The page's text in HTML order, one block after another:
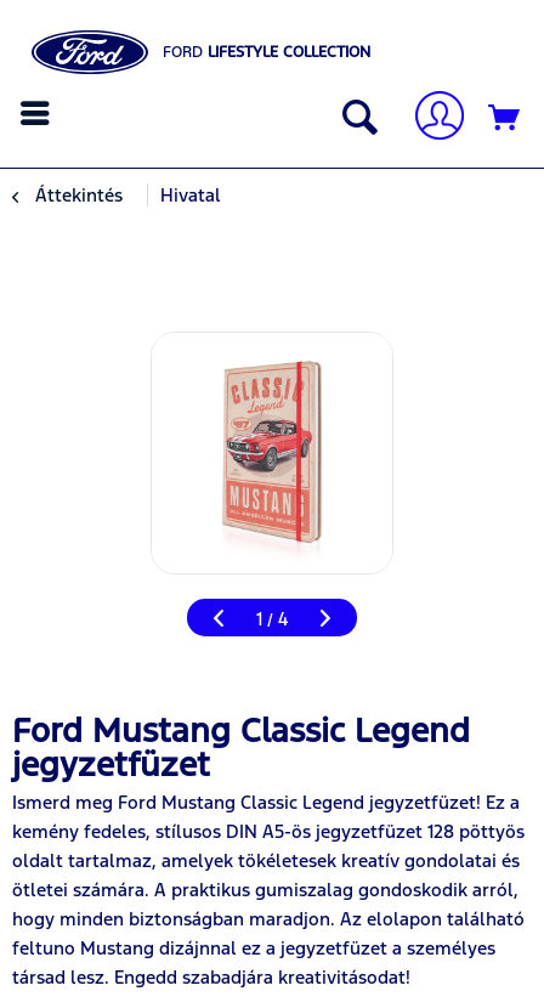
FORD LIFESTYLE COLLECTION
Áttekintés Hivatal
1 / 4
Ford Mustang Classic Legend
jegyzetfüzet
Ismerd meg Ford Mustang Classic Legend jegyzetfüzet! Ez a
kemény fedeles, stílusos DIN A5-ös jegyzetfüzet 128 pöttyös
oldalt tartalmaz, amelyek tökéletesek kreatív gondolatai és
ötletei számára. A praktikus gumiszalag gondoskodik arról,
hogy minden biztonságban maradjon. Az elolapon található
feltuno Mustang dizájnnal ez a jegyzetfüzet a személyes
társad lesz. Engedd szabadjára kreativitásodat!